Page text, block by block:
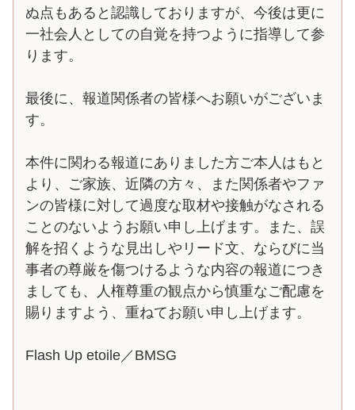
ぬ点もあると認識しておりますが、今後は更に
一社会人としての自覚を持つように指導して参
ります。
最後に、報道関係者の皆様へお願いがございま
す。
本件に関わる報道にありました方ご本人はもと
より、ご家族、近隣の方々、また関係者やファ
ンの皆様に対して過度な取材や接触がなされる
ことのないようお願い申し上げます。また、誤
解を招くような見出しやリード文、ならびに当
事者の尊厳を傷つけるような内容の報道につき
ましても、人権尊重の観点から慎重なご配慮を
賜りますよう、重ねてお願い申し上げます。
Flash Up etoile／BMSG